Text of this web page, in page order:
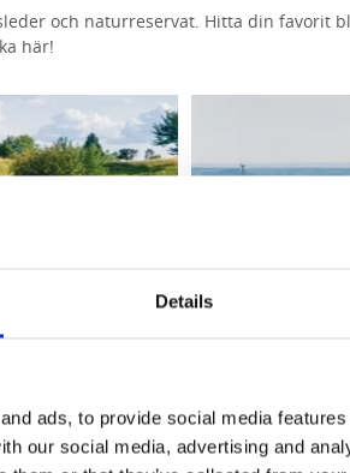
Details
ads, to provide social media
our social media, advertising and
och naturreservat. Hitta din favorit
här!